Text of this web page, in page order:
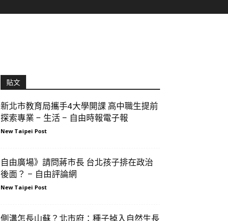
貼文
新北市教育局攜手4大學開課 高中職生提前
探索專業 – 生活 – 自由時報電子報
New Taipei Post
自由廣場》請問蔣市長 台北孩子排在政治
後面？ – 自由評論網
New Taipei Post
側溝怎長山蘇？北市府：種子掉入自然生長